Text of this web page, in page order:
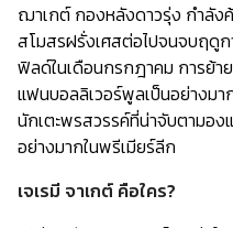
ฌาเกต์ กองหลังดาวรุ่ง กำลัง
สโมสรฝรั่งเศสต่อไปจนจบฤดู
ฟิลด์ในเดือนกรกฎาคม การย้า
แฟนบอลลิเวอร์พูลเป็นอย่างมา
นักเตะพรสวรรค์ที่น่าจับตามอ
อย่างมากในพรีเมียร์ลีก
เจเรมี จาเกต์ คือใคร?